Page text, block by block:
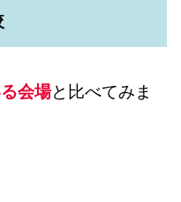
会場と比べてみま